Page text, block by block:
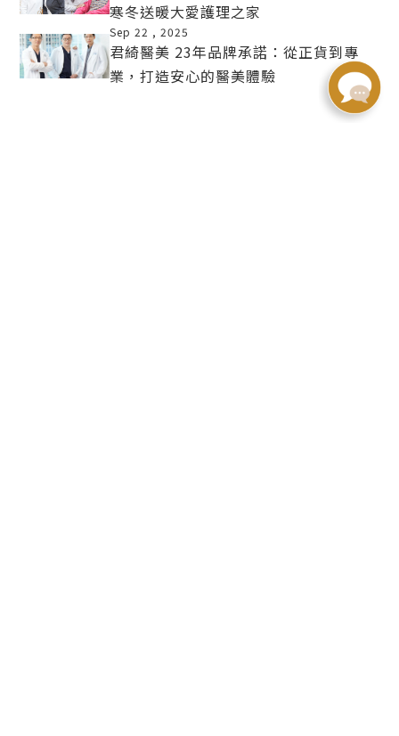
寒冬送暖大愛護理之家
MORE
Sep 22 , 2025
君綺醫美 23年品牌承諾：從正貨到專
業，打造安心的醫美體驗